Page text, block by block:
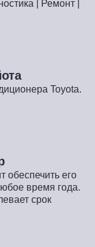
| Ремонт |
Toyota.
обеспечить его
время года.
срок